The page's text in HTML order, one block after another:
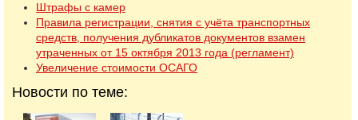
Штрафы с камер
Правила регистрации, снятия с учёта транспортных
средств, получения дубликатов документов взамен
утраченных от 15 октября 2013 года (регламент)
Увеличение стоимости ОСАГО
Новости по теме: